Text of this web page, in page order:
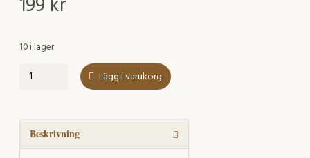
10 i lager
Transformationer Lägg i varukorg
Beskrivning